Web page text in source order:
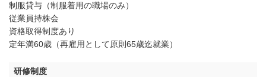
制服貸与（制服着用の職場のみ）
従業員持株会
資格取得制度あり
定年満60歳（再雇用として原則65歳迄就業）
研修制度